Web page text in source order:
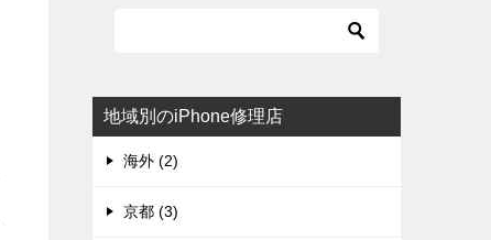
地域別のiPhone修理店
海外 (2)
京都 (3)